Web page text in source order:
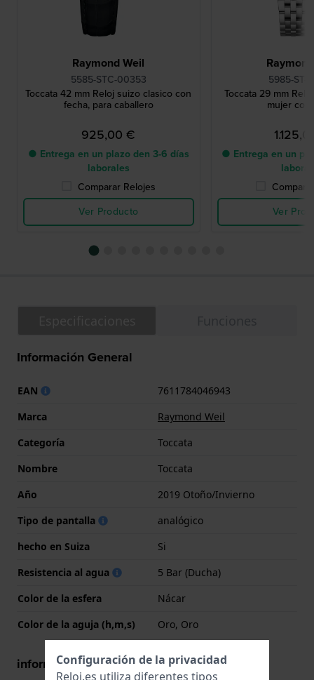
Raymond Weil
5585-STC-00353
Toccata 42 mm Reloj suizo clasico con
fecha, para caballero
925,00 €
● Entrega en un plazo den 3-6 días
laborales
Comparar Relojes
Ver Producto
5985-ST-
Toccata 29 mm
mujer con
● Entrega en un
Ver
Información General
EAN
7611784046943
Marca
Raymond Weil
Categoría
Toccata
Nombre
Toccata
Año
2019 Otoño/Invierno
Tipo de pantalla
analógico
hecho en Suiza
Si
Resistencia al agua
5 Bar (Ducha)
Color de la esfera
Nácar
Color de la aguja (h,m,s)
Oro, Oro
información de la caja
Configuración de la privacidad
Reloj.es utiliza diferentes tipos